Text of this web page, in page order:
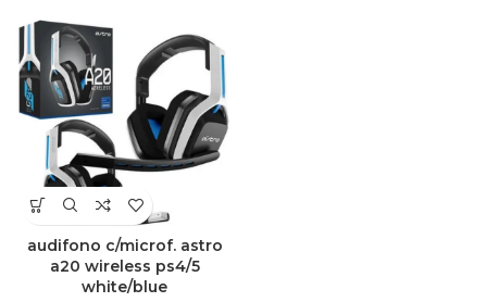
audifono c/microf. astro
a20 wireless ps4/5
white/blue